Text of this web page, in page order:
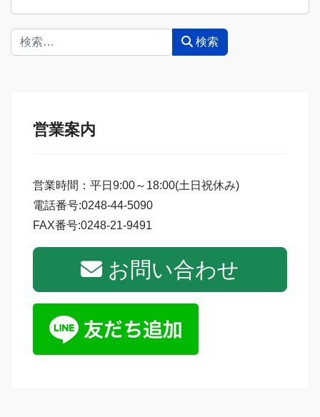
検索 検索
営業案内
営業時間：平日9:00～18:00(土日祝休み)
電話番号:0248-44-5090
FAX番号:0248-21-9491
お問い合わせ